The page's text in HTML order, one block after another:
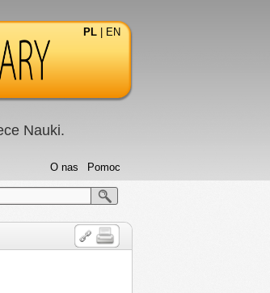
PL EN
Nauki.
Pomoc
O nas